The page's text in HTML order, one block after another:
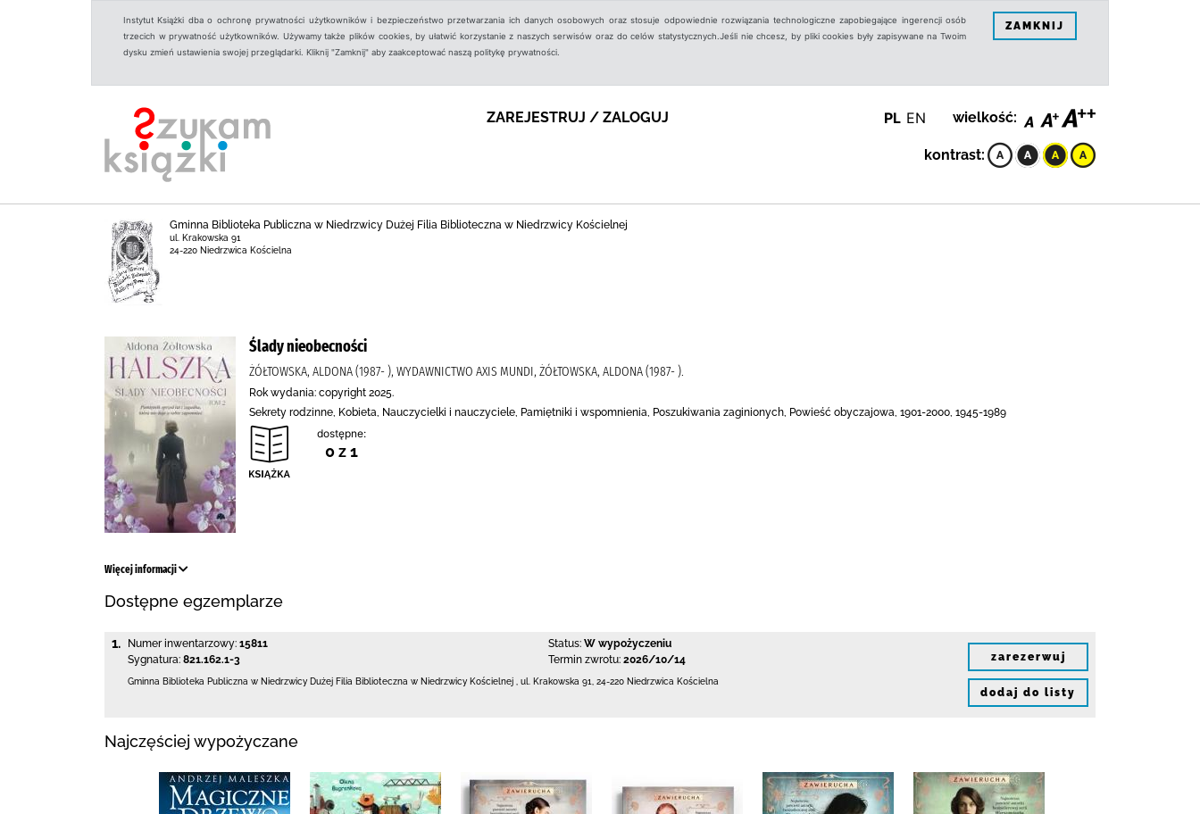
Instytut Książki dba o ochronę prywatności użytkowników i bezpieczeństwo przetwarzania ich danych osobowych oraz stosuje odpowiednie rozwiązania technologiczne zapobiegające ingerencji osób
trzecich w prywatność użytkowników. Używamy także plików cookies, by ułatwić korzystanie z naszych serwisów oraz do celów statystycznych.Jeśli nie chcesz, by pliki cookies były zapisywane na Twoim
dysku zmień ustawienia swojej przeglądarki. Kliknij "Zamknij" aby zaakceptować naszą politykę prywatności.
ZAMKNIJ
ZAREJESTRUJ / ZALOGUJ PL EN wielkość:
kontrast:
Gminna Biblioteka Publiczna w Niedrzwicy Dużej Filia Biblioteczna w Niedrzwicy Kościelnej
ul. Krakowska 91
24-220 Niedrzwica Kościelna
Ślady nieobecności
ŻÓŁTOWSKA, ALDONA (1987- ), WYDAWNICTWO AXIS MUNDI, ŻÓŁTOWSKA, ALDONA (1987- ).
Rok wydania: copyright 2025.
Sekrety rodzinne, Kobieta, Nauczycielki i nauczyciele, Pamiętniki i wspomnienia, Poszukiwania zaginionych, Powieść obyczajowa, 1901-2000, 1945-1989
dostępne:
0 z 1
Więcej informacji
Dostępne egzemplarze
1. Numer inwentarzowy: 15811
Sygnatura: 821.162.1-3
Status: W wypożyczeniu
Termin zwrotu: 2026/10/14
Gminna Biblioteka Publiczna w Niedrzwicy Dużej Filia Biblioteczna w Niedrzwicy Kościelnej ul. Krakowska 91 24-220 Niedrzwica Kościelna
zarezerwuj
dodaj do listy
Najczęściej wypożyczane